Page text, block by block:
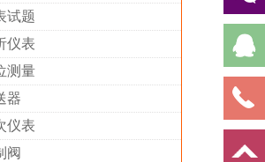
试题
仪表
测量
器
仪表
阀